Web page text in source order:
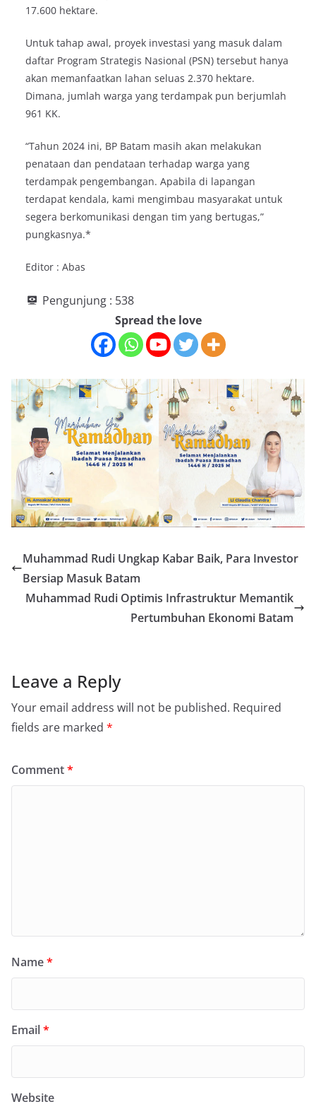
17.600 hektare.
Untuk tahap awal, proyek investasi yang masuk dalam
daftar Program Strategis Nasional (PSN) tersebut hanya
akan memanfaatkan lahan seluas 2.370 hektare.
Dimana, jumlah warga yang terdampak pun berjumlah
961 KK.
“Tahun 2024 ini, BP Batam masih akan melakukan
penataan dan pendataan terhadap warga yang
terdampak pengembangan. Apabila di lapangan
terdapat kendala, kami mengimbau masyarakat untuk
segera berkomunikasi dengan tim yang bertugas,”
pungkasnya.*
Editor : Abas
Pengunjung : 538
Spread the love
Muhammad Rudi Ungkap Kabar Baik, Para Investor
Bersiap Masuk Batam
Muhammad Rudi Optimis Infrastruktur Memantik
Pertumbuhan Ekonomi Batam
Leave a Reply
Your email address will not be published. Required
fields are marked *
Comment*
Name*
Email*
Website